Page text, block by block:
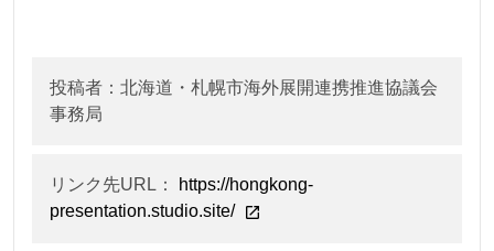
投稿者：北海道・札幌市海外展開連携推進協議会
事務局
リンク先URL：
https://hongkong-
presentation.studio.site/